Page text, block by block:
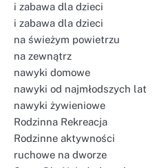
i zabawa dla dzieci
i zabawa dla dzieci
na świeżym powietrzu
na zewnątrz
nawyki domowe
nawyki od najmłodszych lat
nawyki żywieniowe
Rodzinna Rekreacja
Rodzinne aktywności
ruchowe na dworze